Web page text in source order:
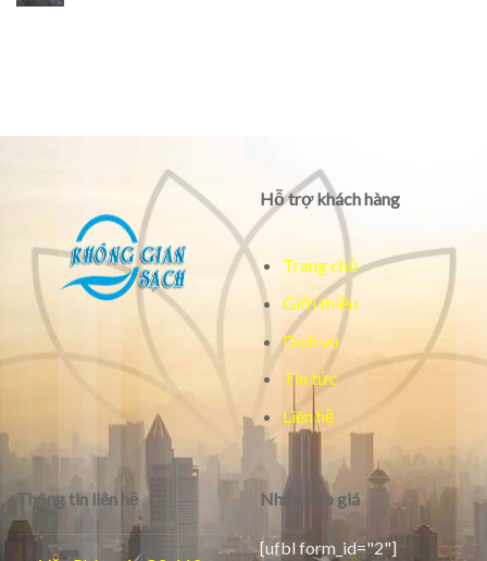
Hỗ trợ khách hàng
Trang chủ
Giới thiệu
Dịch vụ
Tin tức
Liên hệ
Thông tin liên hệ Nhận báo giá
[ufbl form_id="2"]